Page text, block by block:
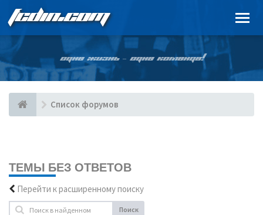
FCDIN.COM
ОДНА ЖИЗНЬ – ОДНА КОМАНДА!
Список форумов
ТЕМЫ БЕЗ ОТВЕТОВ
Перейти к расширенному поиску
Поиск